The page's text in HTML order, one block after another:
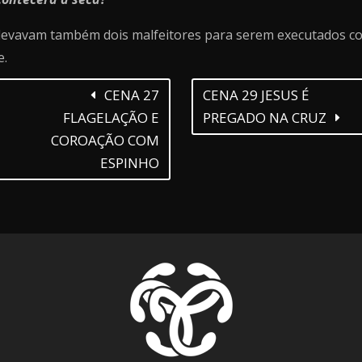
também dois malfeitores para serem executados
CENA 27
FLAGELAÇÃO E
COROAÇÃO COM
ESPINHO
CENA 29 JESUS É
PREGADO NA CRUZ